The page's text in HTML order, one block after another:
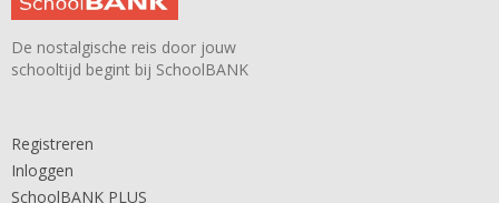
De nostalgische reis door jouw
schooltijd begint bij SchoolBANK
Registreren
Inloggen
SchoolBANK PLUS